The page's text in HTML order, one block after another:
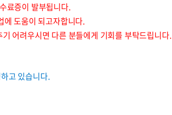
료증이 발부됩니다.
에 도움이 되고자합니다.
어려우시면 다른 분들에게 기회를 부탁드립니다.
고 있습니다.